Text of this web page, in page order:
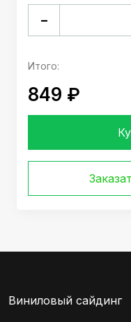
-
Итого:
849 ₽
Виниловый сайдинг